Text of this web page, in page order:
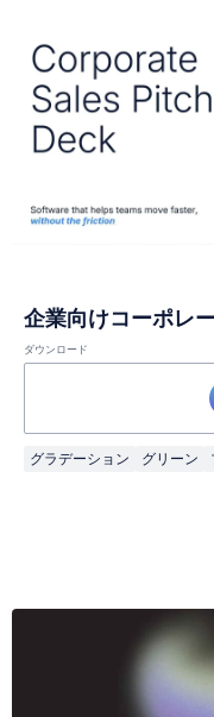
企業向けコーポレ
ダウンロード
グラデーション グリーン